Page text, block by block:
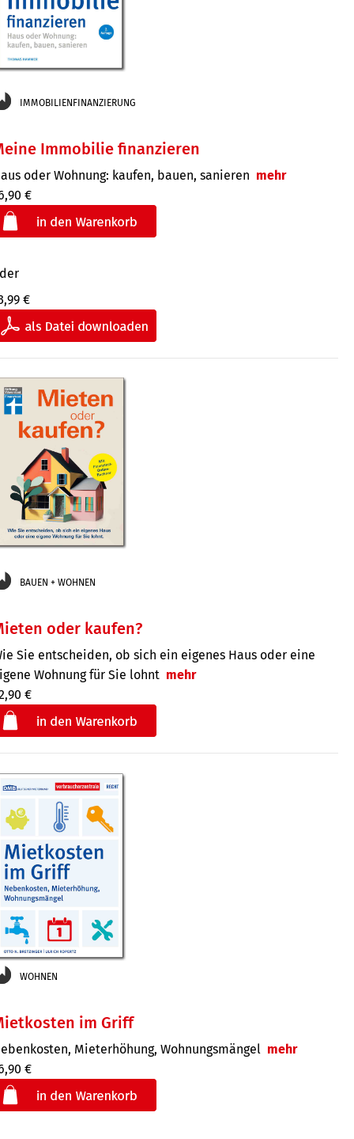
IMMOBILIENFINANZIERUNG
Immobilie finanzieren
oder Wohnung: kaufen, bauen, sanieren mehr
€
€
BAUEN + WOHNEN
oder kaufen?
Sie entscheiden, ob sich ein eigenes Haus oder eine
Wohnung für Sie lohnt mehr
€
WOHNEN
im Griff
Mieterhöhung, Wohnungsmängel mehr
€